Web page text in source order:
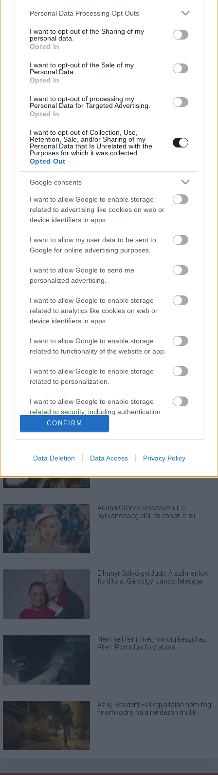
Please note that this website/app uses one or more Google
not limited to your visit or usage behaviour. You may click to
grant or deny consent to Google and its third-party tags to
use your data for below specified purposes in below Google
consent section.
Personal Data Processing Opt Outs
I want to opt-out of the Sharing of my
personal data.
Opted In
I want to opt-out of the Sale of my
Personal Data.
Opted In
I want to opt-out of processing my
Personal Data for Targeted Advertising.
Opted In
I want to opt-out of Collection, Use,
Retention, Sale, and/or Sharing of my
Personal Data that Is Unrelated with the
Purposes for which it was collected.
Opted Out
Google consents
I want to allow Google to enable storage
related to advertising like cookies on web or
device identifiers in apps.
I want to allow my user data to be sent to
Google for online advertising purposes.
I want to allow Google to send me
personalized advertising.
I want to allow Google to enable storage
related to analytics like cookies on web or
device identifiers in apps.
I want to allow Google to enable storage
related to functionality of the website or app.
I want to allow Google to enable storage
related to personalization.
I want to allow Google to enable storage
related to security, including authentication
functionality and fraud prevention, and other
user protection.
CONFIRM
Data Deletion Data Access Privacy Policy
A Verity olyan, mintha az Eredet és egy
pornófilm keveredett volna össze
Ariana Grande visszavonul a
nyilvánosság elől, és ebben a mi
Elhunyt Gálvölgyi Judit, A szilmarilok
fordítója, Gálvölgyi János felesége
Nem kell félni, még mindig készül az
Alien: Romulus folytatása
Az új Resident Evil egyáltalán nem fog
finomkodni, ha a rendezőn múlik